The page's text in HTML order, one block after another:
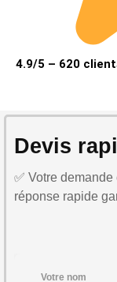
4.9/5 – 620
Devis
✅ Votre
réponse rapide
Votre nom